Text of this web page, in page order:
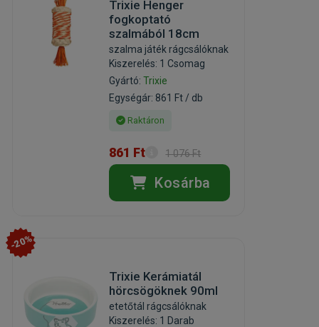
Trixie Henger
fogkoptató
szalmából 18cm
szalma játék rágcsálóknak
Kiszerelés: 1 Csomag
Gyártó:Trixie
Egységár: 861 Ft / db
Raktáron
861 Ft 1 076 Ft
Kosárba
-20%
Trixie Kerámiatál
hörcsögöknek 90ml
etetőtál rágcsálóknak
Kiszerelés: 1 Darab